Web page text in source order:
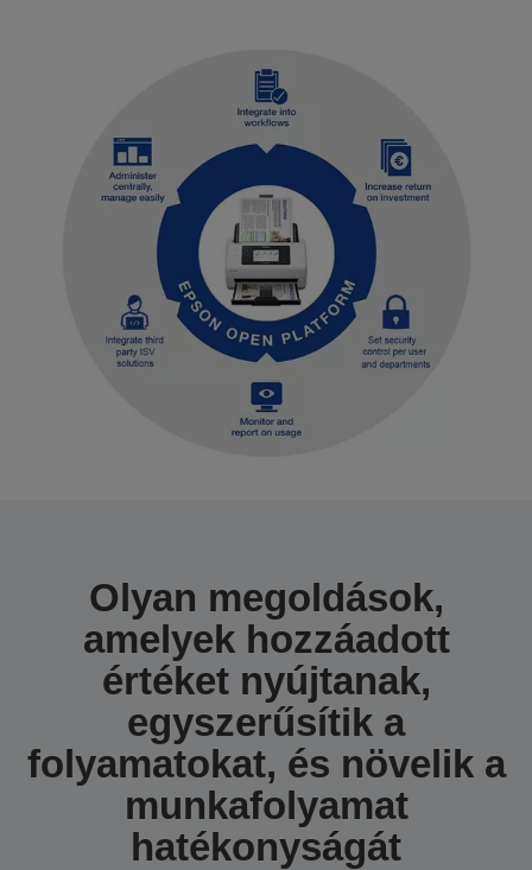
Olyan megoldások,
amelyek hozzáadott
értéket nyújtanak,
egyszerűsítik a
folyamatokat, és növelik a
munkafolyamat
hatékonyságát